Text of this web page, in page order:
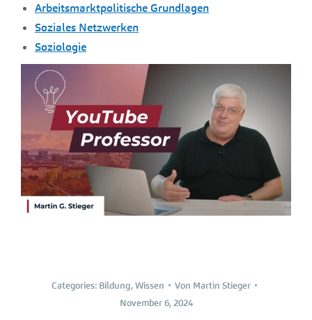
Arbeitsmarktpolitische Grundlagen
Soziales Netzwerken
Soziologie
Categories: Bildung,Wissen Von Martin Stieger
November 6, 2024